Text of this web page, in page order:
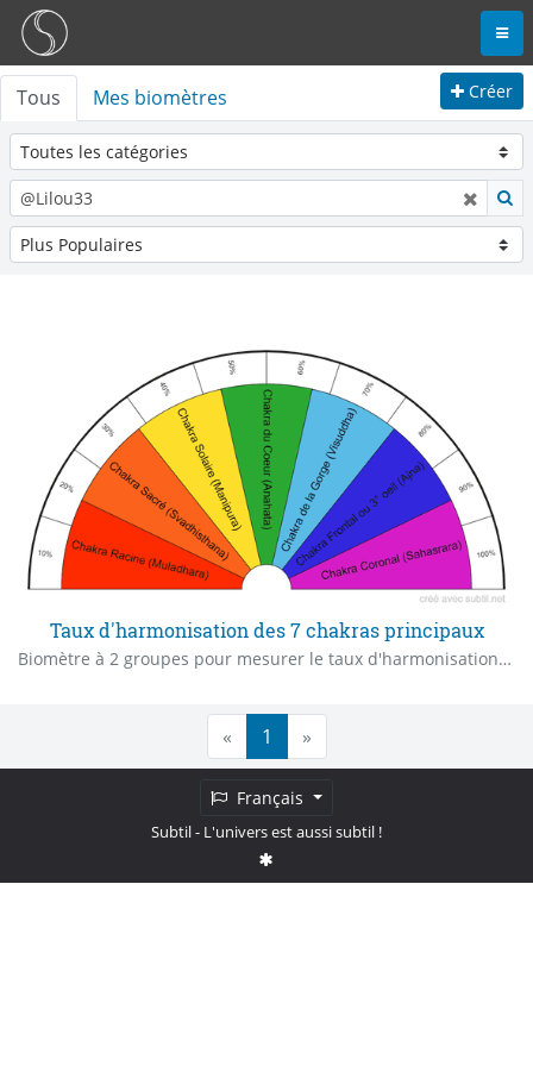
Tous Mes biomètres Créer
Taux d'harmonisation des 7 chakras principaux
Biomètre à 2 groupes pour mesurer le taux d'harmonisation de chaque chakra
« 1 »
Français
Subtil- L'univers est aussi subtil !